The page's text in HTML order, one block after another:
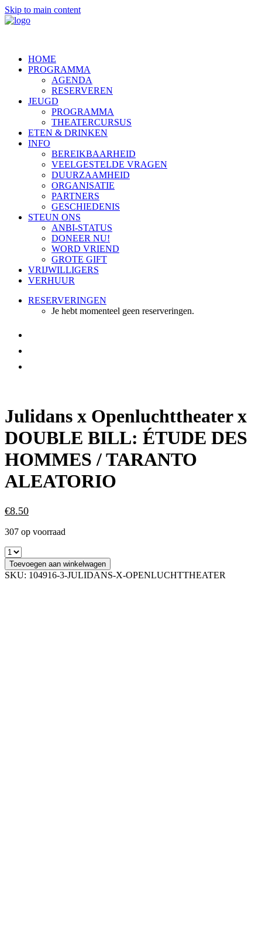
Skip to main content
HOME
PROGRAMMA
AGENDA
RESERVEREN
JEUGD
PROGRAMMA
THEATERCURSUS
ETEN & DRINKEN
INFO
BEREIKBAARHEID
VEELGESTELDE VRAGEN
DUURZAAMHEID
ORGANISATIE
PARTNERS
GESCHIEDENIS
STEUN ONS
ANBI-STATUS
DONEER NU!
WORD VRIEND
GROTE GIFT
VRIJWILLIGERS
VERHUUR
RESERVERINGEN
Je hebt momenteel geen reserveringen.
Julidans x Openluchttheater x
DOUBLE BILL: ÉTUDE DES
HOMMES / TARANTO
ALEATORIO
€8.50
307 op voorraad
Toevoegen aan winkelwagen
SKU: 104916-3-JULIDANS-X-OPENLUCHTTHEATER